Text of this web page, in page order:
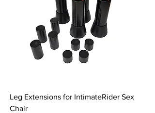
Leg Extensions for IntimateRider Sex
Chair